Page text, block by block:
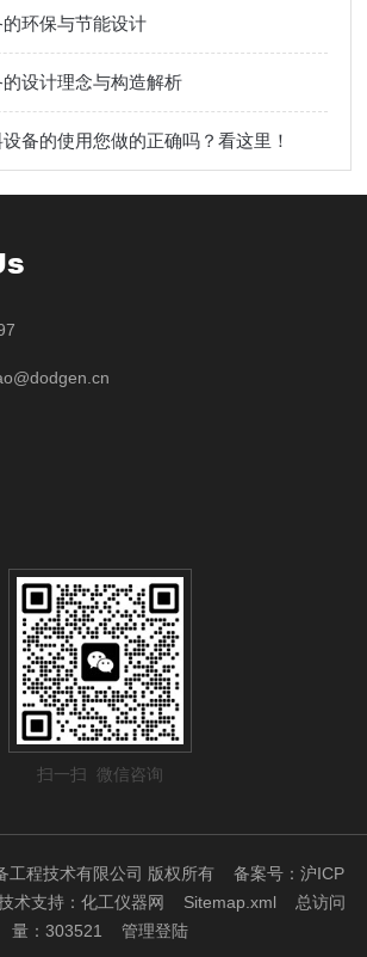
环保与节能设计
设计理念与构造解析
备的使用您做的正确吗？看这里！
扫一扫 微信咨询
工程技术有限公司 版权所有备案号：沪ICP
术支持：化工仪器网 Sitemap.xml 总访问
量：303521 管理登陆